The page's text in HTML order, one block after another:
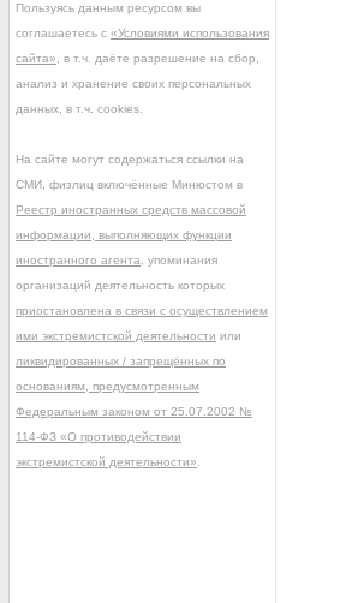
Пользуясь данным ресурсом вы
соглашаетесь с «Условиями использования
сайта» , в т.ч. даёте разрешение на сбор,
анализ и хранение своих персональных
данных, в т.ч. cookies.
На сайте могут содержаться ссылки на
СМИ, физлиц включённые Минюстом в
Реестр иностранных средств массовой
информации, выполняющих функции
иностранного агента , упоминания
организаций деятельность которых
приостановлена в связи с осуществлением
ими экстремистской деятельности или
ликвидированных / запрещённых по
основаниям, предусмотренным
Федеральным законом от 25.07.2002 №
114-ФЗ «О противодействии
экстремистской деятельности»